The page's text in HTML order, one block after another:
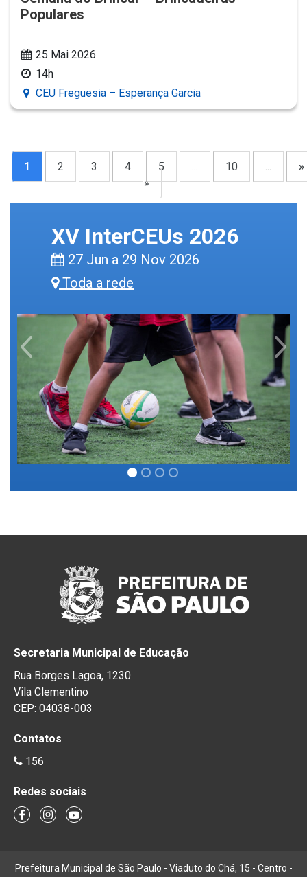
Populares
25 Mai 2026
14h
CEU Freguesia – Esperança Garcia
1 2 3 4 5 ... 10 ...
»
»
XV InterCEUs 2026
27 Jun a 29 Nov 2026
Toda a rede
Previous Next
Secretaria Municipal de Educação
Rua Borges Lagoa, 1230
Vila Clementino
CEP: 04038-003
Contatos
156
Redes sociais
Prefeitura Municipal de São Paulo - Viaduto do Chá, 15 - Centro -